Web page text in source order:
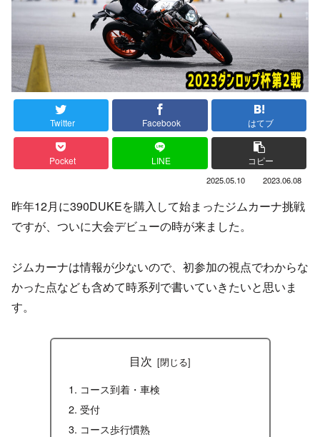
Twitter Facebook はてブ
Pocket LINE コピー
2025.05.10 2023.06.08
昨年12月に390DUKEを購入して始まったジムカーナ挑戦
ですが、ついに大会デビューの時が来ました。
ジムカーナは情報が少ないので、初参加の視点でわからな
かった点なども含めて時系列で書いていきたいと思いま
す。
目次
コース到着・車検
受付
コース歩行慣熟